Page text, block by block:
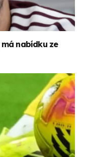
nabídku ze